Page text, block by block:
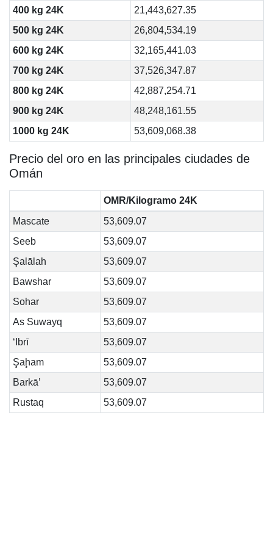
400 kg 24K
21,443,627.35
500 kg 24K
26,804,534.19
600 kg 24K
32,165,441.03
700 kg 24K
37,526,347.87
800 kg 24K
42,887,254.71
900 kg 24K
48,248,161.55
1000 kg 24K
53,609,068.38
Precio del oro en las principales ciudades de
Omán
OMR/Kilogramo 24K
Mascate
53,609.07
Seeb
53,609.07
Şalālah
53,609.07
Bawshar
53,609.07
Sohar
53,609.07
As Suwayq
53,609.07
‘Ibrī
53,609.07
Şaḩam
53,609.07
Barkā’
53,609.07
Rustaq
53,609.07